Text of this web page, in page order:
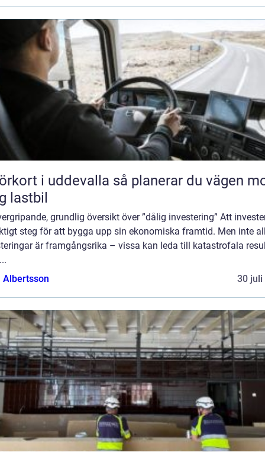
i uddevalla så planerar du vägen mot
lastbil
grundlig översikt över ”dålig investering” Att
steg för att bygga upp sin ekonomiska framtid. Men inte
är framgångsrika – vissa kan leda till katastrofala
Albertsson
30 juli